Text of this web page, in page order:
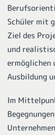
Schüler mit
Ziel des
und
ermöglichen
Ausbildung
Im